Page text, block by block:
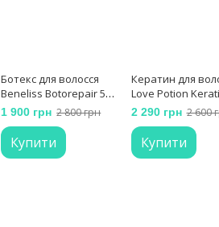
Ботекс для волосся
Beneliss Botorepair 500
мл
1 900 грн 2 800 грн
Купити
Кератин для
Love Potion
1000 мл
2 290 грн 2 600
Купити